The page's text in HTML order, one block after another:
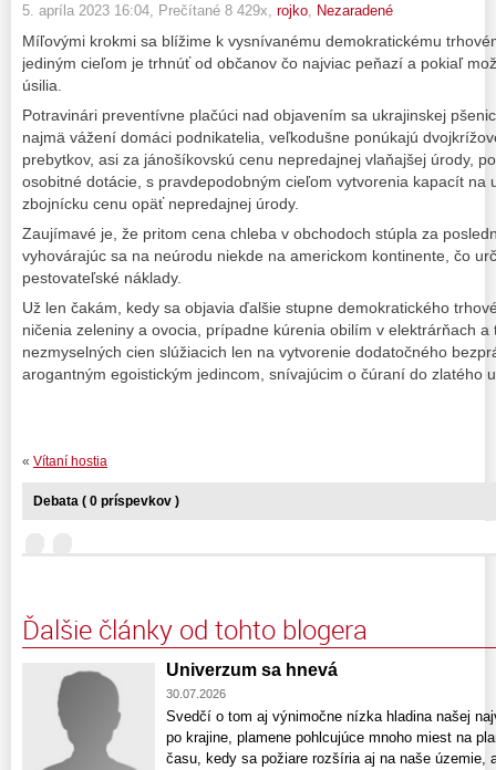
5. apríla 2023 16:04 , Prečítané 8 429x, rojko Nezaradené
Míľovými krokmi sa blížime k vysnívanému demokratickému
jediným cieľom je trhnúť od občanov čo najviac peňazí a pokiaľ
úsilia.
Potravinári preventívne plačúci nad objavením sa ukrajinskej
najmä vážení domáci podnikatelia, veľkodušne ponúkajú
prebytkov, asi za jánošíkovskú cenu nepredajnej vlaňajšej úrody,
osobitné dotácie, s pravdepodobným cieľom vytvorenia kapacít na
zbojnícku cenu opäť nepredajnej úrody.
Zaujímavé je, že pritom cena chleba v obchodoch stúpla za
vyhovárajúc sa na neúrodu niekde na americkom kontinente, čo
pestovateľské náklady.
Už len čakám, kedy sa objavia ďalšie stupne demokratického
ničenia zeleniny a ovocia, prípadne kúrenia obilím v elektrárňach
nezmyselných cien slúžiacich len na vytvorenie dodatočného
arogantným egoistickým jedincom, snívajúcim o čúraní do zlatého
« Vítaní hostia
Debata ( 0 príspevkov )
Ďalšie články od tohto blogera
Univerzum sa hnevá
30.07.2026
Svedčí o tom aj výnimočne nízka hladina našej
po krajine, plamene pohlcujúce mnoho miest na
času, kedy sa požiare rozšíria aj na naše územie,